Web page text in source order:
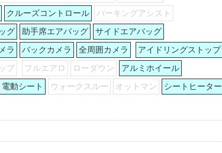
クルーズコントロール
パーキングアシスト
グ 助手席エアバッグ
サイドエアバッグ
ラ バックカメラ 全周囲カメラ
アイドリングストップ
プ フルエアロ ローダウン
アルミホイール
電動シート ウォークスルー オットマン
シートヒーター